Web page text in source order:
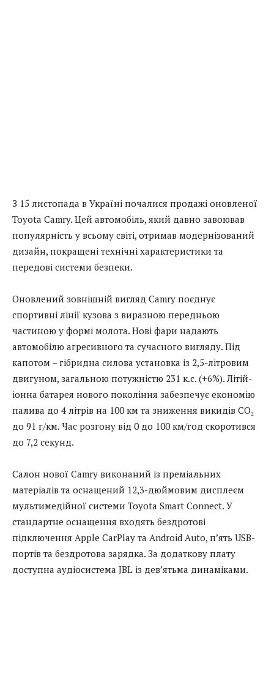
З 15 листопада в Україні почалися продажі оновленої
Toyota Camry. Цей автомобіль, який давно завоював
популярність у всьому світі, отримав модернізований
дизайн, покращені технічні характеристики та
передові системи безпеки.
Оновлений зовнішній вигляд Camry поєднує
спортивні лінії кузова з виразною передньою
частиною у формі молота. Нові фари надають
автомобілю агресивного та сучасного вигляду. Під
капотом – гібридна силова установка із 2,5-літровим
двигуном, загальною потужністю 231 к.с. (+6%). Літій-
іонна батарея нового покоління забезпечує економію
палива до 4 літрів на 100 км та зниження викидів CO₂
до 91 г/км. Час розгону від 0 до 100 км/год скоротився
до 7,2 секунд.
Салон нової Camry виконаний із преміальних
матеріалів та оснащений 12,3-дюймовим дисплеєм
мультимедійної системи Toyota Smart Connect. У
стандартне оснащення входять бездротові
підключення Apple CarPlay та Android Auto, п’ять USB-
портів та бездротова зарядка. За додаткову плату
доступна аудіосистема JBL із дев’ятьма динаміками.